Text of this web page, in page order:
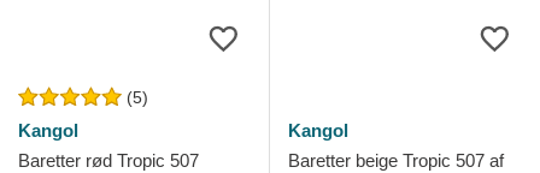
(5)
Kangol
Baretter rød Tropic 507
Kangol
Baretter beige Tropic 507 af